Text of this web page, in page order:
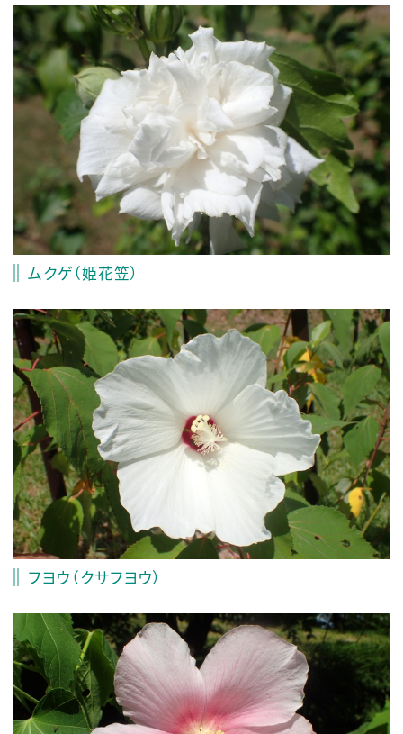
ムクゲ（姫花笠）
フヨウ（クサフヨウ）